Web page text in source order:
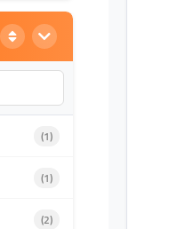
(1)
(1)
(2)